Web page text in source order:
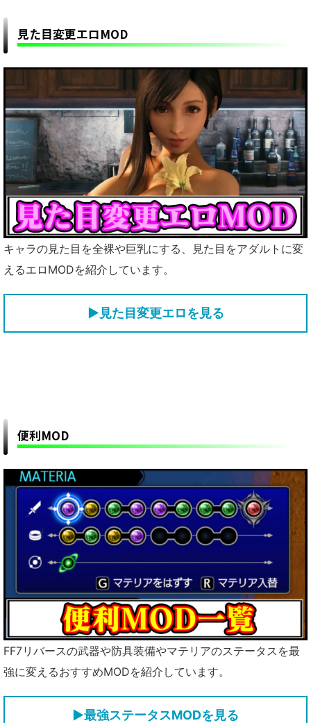
見た目変更エロMOD
キャラの見た目を全裸や巨乳にする、見た目をアダルトに変
えるエロMODを紹介しています。
▶見た目変更エロを見る
便利MOD
FF7リバースの武器や防具装備やマテリアのステータスを最
強に変えるおすすめMODを紹介しています。
▶最強ステータスMODを見る